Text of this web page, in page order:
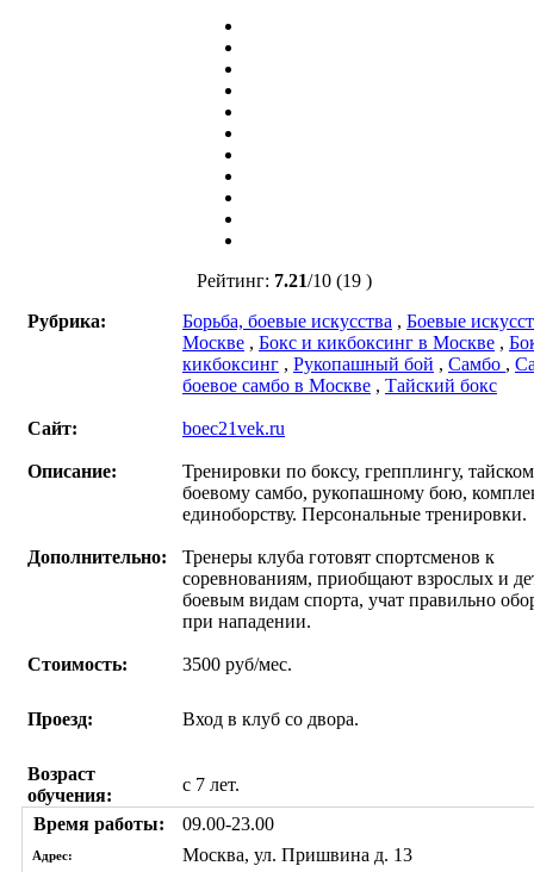
Рейтинг: 7.21/10 (19 )
Рубрика:
Борьба, боевые искусства , Боевые
Москве , Бокс и кикбоксинг в Москве ,
кикбоксинг , Рукопашный бой , Самбо ,
боевое самбо в Москве , Тайский бокс
Сайт: boec21vek.ru
Описание:
Тренировки по боксу, грепплингу,
боевому самбо, рукопашному бою,
единоборству. Персональные тренировки.
Дополнительно:
Тренеры клуба готовят спортсменов к
соревнованиям, приобщают взрослых и
боевым видам спорта, учат правильно
при нападении.
Стоимость: 3500 руб/мес.
Проезд: Вход в клуб со двора.
Возраст
обучения:
с 7 лет.
Время работы:
09.00-23.00
Адрес:
Москва, ул. Пришвина д. 13